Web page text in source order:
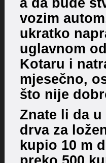
vozim
ukratko
uglavnom
Kotaru i
mjesečno,
što nije
Znate li da
drva za
kupio 10 m